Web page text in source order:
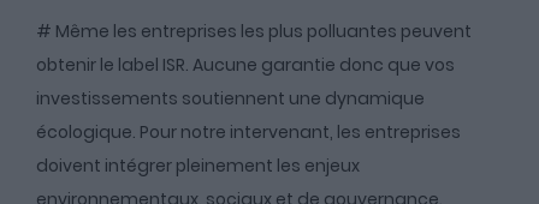
# Même les entreprises les plus polluantes peuvent
obtenir le label ISR. Aucune garantie donc que vos
investissements soutiennent une dynamique
écologique. Pour notre intervenant, les entreprises
doivent intégrer pleinement les enjeux
environnementaux, sociaux et de gouvernance.